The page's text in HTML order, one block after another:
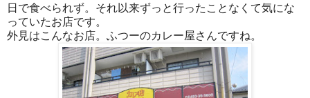
日で食べられず。それ以来ずっと行ったことなくて気にな
っていたお店です。
外見はこんなお店。ふつーのカレー屋さんですね。